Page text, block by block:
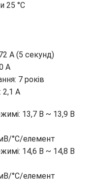
25 °C
А (5 секунд)
A
7 років
A
13,7 В ~ 13,9 В
°C/елемент
14,6 В ~ 14,8 В
°C/елемент